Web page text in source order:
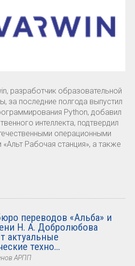
разработчик образовательной
за последние полгода выпустил
Python, добавил
интеллекта, подтвердил
операционными
Рабочая станция», а также
переводов «Альба» и
Н. А. Добролюбова
актуальные
техно...
АРПП